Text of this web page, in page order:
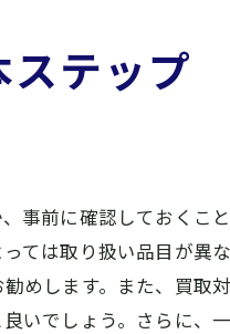
準備テップ
前に確認しておくこ
ては取り扱い品目が異
めします。また、買取
いでしょう。さらに、